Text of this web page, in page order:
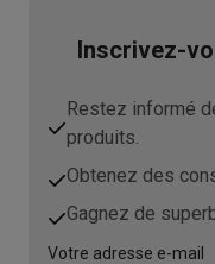
Inscrivez-
Restez informé
produits.
Obtenez des
Gagnez de
Votre adresse e-mail